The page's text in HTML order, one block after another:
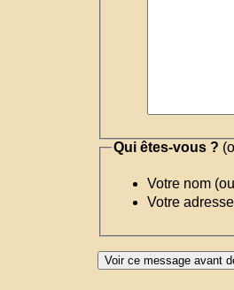
Qui êtes-vous ?
Votre nom
Votre